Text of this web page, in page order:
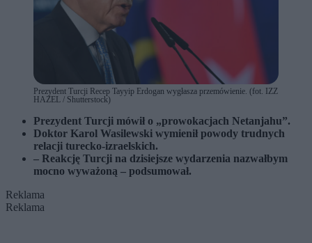
Prezydent Turcji Recep Tayyip Erdogan wygłasza przemówienie. (fot. IZZ
HAZEL / Shutterstock)
Prezydent Turcji mówił o „prowokacjach Netanjahu”.
Doktor Karol Wasilewski wymienił powody trudnych
relacji turecko-izraelskich.
– Reakcję Turcji na dzisiejsze wydarzenia nazwałbym
mocno wyważoną – podsumował.
Reklama
Reklama